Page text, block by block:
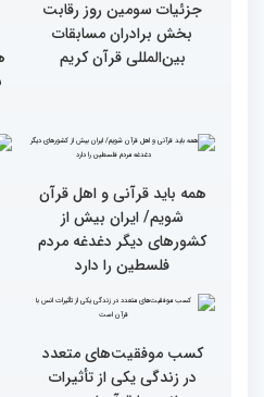
قرآن کریم (بخش دوم)
مسابقات بین المللی قرآن
جزئیات سومین روز رقابت
بخش برادران مسابقات
بین‌المللی قرآن کریم